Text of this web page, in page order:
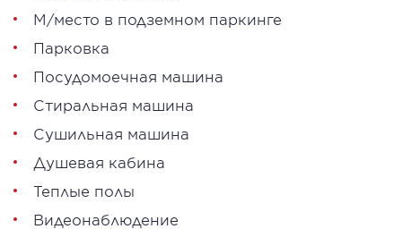
М/место в подземном паркинге
Парковка
Посудомоечная машина
Стиральная машина
Сушильная машина
Душевая кабина
Теплые полы
Видеонаблюдение